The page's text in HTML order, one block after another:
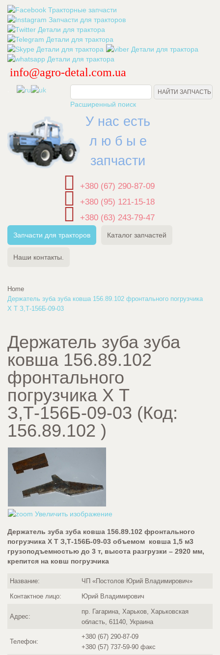
info@agro-detal.com.ua
Расширенный поиск
У нас есть
л ю б ы е
запчасти
+380 (67) 290-87-09
+380 (95) 121-15-18
+380 (63) 243-79-47
Запчасти для тракторов Каталог запчастей
Наши контакты.
Home
Держатель зуба зуба ковша 156.89.102 фронтального погрузчика
Х Т З,Т-156Б-09-03
Держатель зуба зуба
ковша 156.89.102
фронтального
погрузчика Х Т
З,Т-156Б-09-03 (Код:
156.89.102 )
Увеличить изображение
Держатель зуба зуба ковша 156.89.102 фронтального
погрузчика Х Т З,Т-156Б-09-03 объемом ковша 1,5 м3
грузоподъемностью до 3 т, высота разгрузки – 2920 мм,
крепится на ковш погрузчика
Название: ЧП «Постолов Юрий Владимирович»
Контактное лицо: Юрий Владимирович
Адрес:
пр. Гагарина, Харьков, Харьковская
область, 61140, Украина
Телефон:
+380 (67) 290-87-09
+380 (57) 737-59-90 факс